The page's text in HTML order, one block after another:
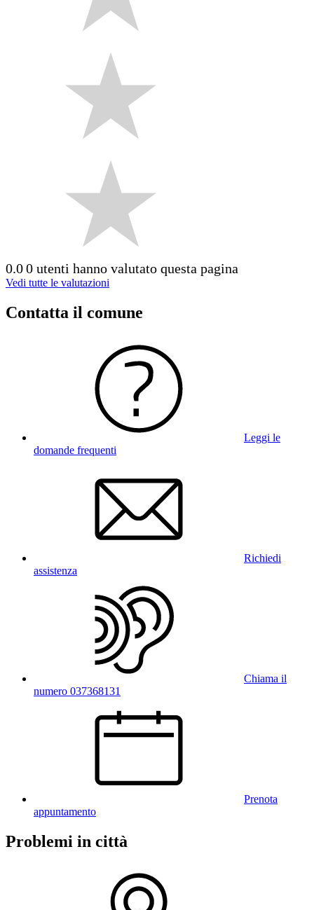
0.00 utenti hanno valutato questa pagina
Vedi tutte le valutazioni
Contatta il comune
Leggi le
domande frequenti
Richiedi
assistenza
Chiama il
numero 037368131
Prenota
appuntamento
Problemi in città